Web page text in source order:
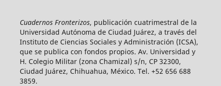
Cuadernos Fronterizos, publicación cuatrimestral de la
Universidad Autónoma de Ciudad Juárez, a través del
Instituto de Ciencias Sociales y Administración (ICSA),
que se publica con fondos propios. Av. Universidad y
H. Colegio Militar (zona Chamizal) s/n, CP 32300,
Ciudad Juárez, Chihuahua, México. Tel. +52 656 688
3859.